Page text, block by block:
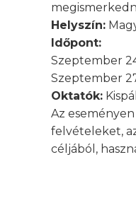
Helyszín:
Időpont:
Szeptember
Szeptember
Oktatók:
Az
felvételeket,
céljából,